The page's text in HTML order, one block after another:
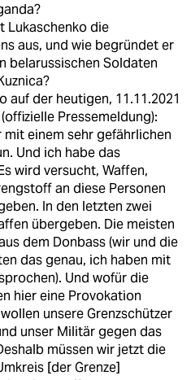
Lukaschenko die
aus, und wie begründet er
belarussischen Soldaten
auf der heutigen, 11.11.2021
Pressemeldung):
mit einem sehr gefährlichen
Und ich habe das
wird versucht, Waffen,
an diese Personen
In den letzten zwei
übergeben. Die meisten
dem Donbass (wir und die
das genau, ich haben mit
Und wofür die
hier eine Provokation
unsere Grenzschützer
unser Militär gegen das
müssen wir jetzt die
[der Grenze]